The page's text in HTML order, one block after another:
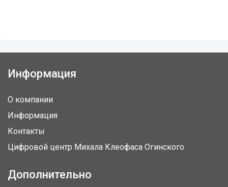
Информация
О компании
Информация
Контакты
Цифровой центр Михала Клеофаса Огинского
Дополнительно